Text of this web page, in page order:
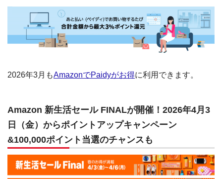
2026年3月もAmazonでPaidyがお得に利用できます。
Amazon 新生活セール FINALが開催！2026年4月3
日（金）からポイントアップキャンペーン
&100,000ポイント当選のチャンスも